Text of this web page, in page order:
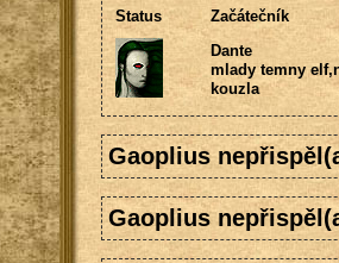
Status
Začátečník
Dante
mlady temny
kouzla
Gaoplius
Gaoplius